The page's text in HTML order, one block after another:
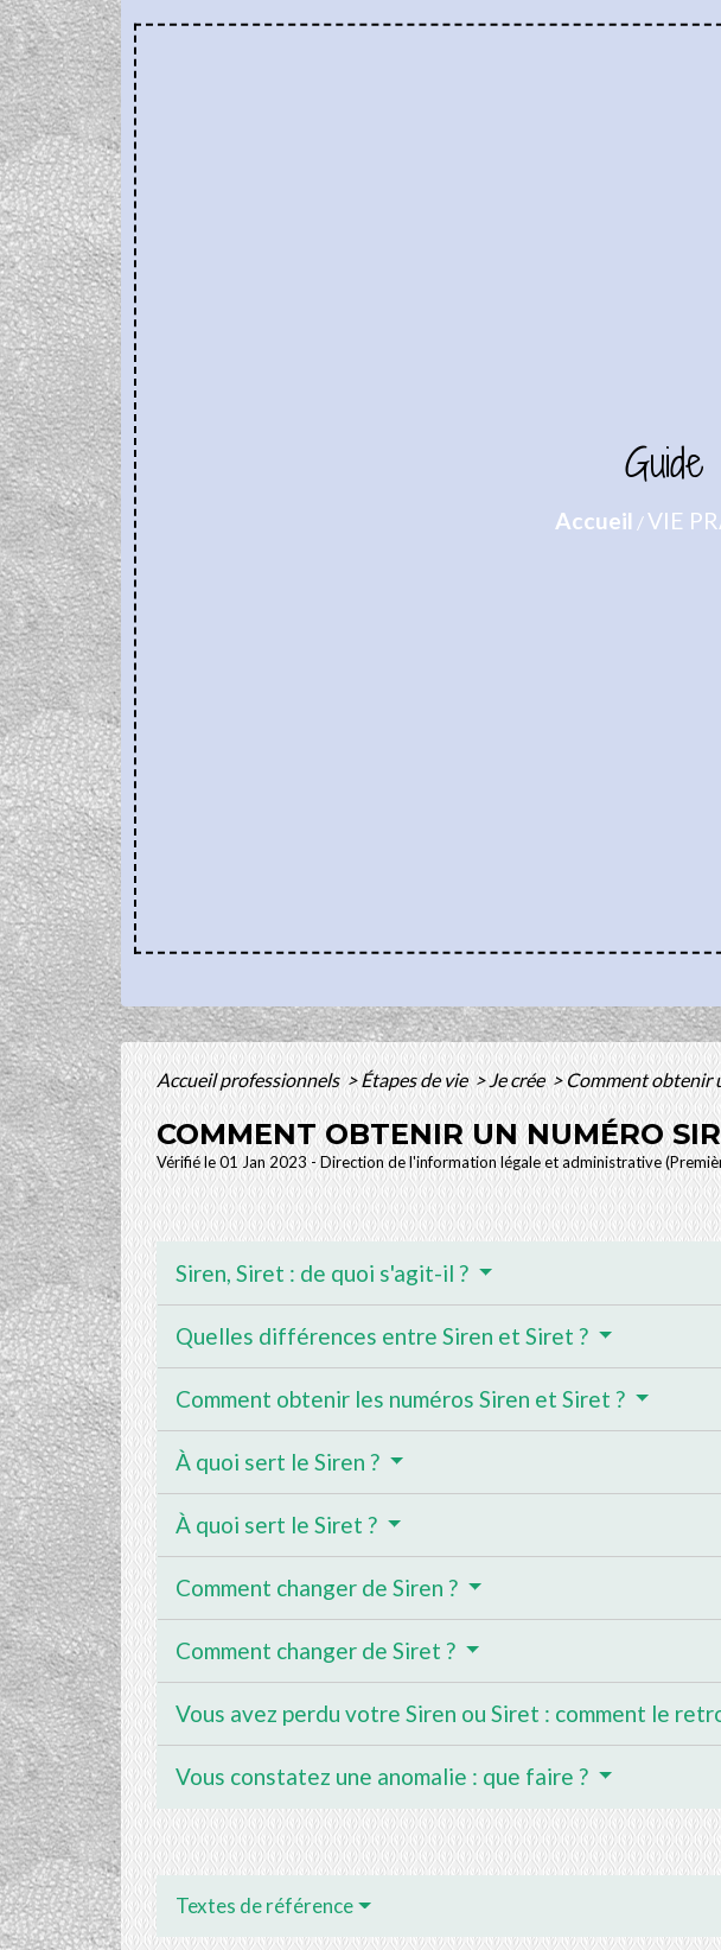
Accueil /VIE
Accueil professionnels> Étapes de vie> Je crée> Comment obtenir
COMMENT OBTENIR UN NUMÉRO
Vérifié le 01 Jan 2023 - Direction de l'information légale et administrative
Siren, Siret : de quoi s'agit-il ?
Quelles différences entre Siren et Siret ?
Comment obtenir les numéros Siren et Siret ?
À quoi sert le Siren ?
À quoi sert le Siret ?
Comment changer de Siren ?
Comment changer de Siret ?
Vous avez perdu votre Siren ou Siret : comment le
Vous constatez une anomalie : que faire ?
Textes de référence